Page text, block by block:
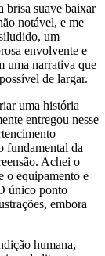
brisa suave baixar
notável, e me
um
envolvente e
uma narrativa que
de largar.
uma história
entregou nesse
fundamental da
Achei o
o equipamento e
único ponto
embora
humana,